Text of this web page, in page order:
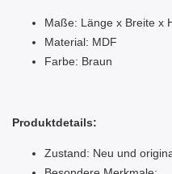
Maße: Länge x Breite x
Material: MDF
Farbe: Braun
Produktdetails:
Zustand: Neu und